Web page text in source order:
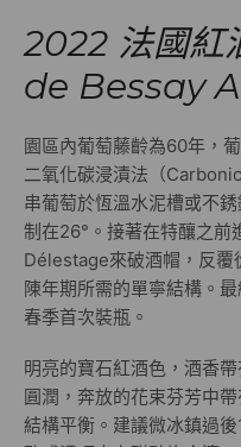
2022 法國
de Bessay
園區內葡萄藤齡為60年，
二氧化碳浸漬法（
串葡萄於恆溫水泥槽或不
制在26°。接著在特釀之
Délestage來破酒帽，反覆
陳年期所需的單寧結構。
春季首次裝瓶。
明亮的寶石紅酒色，酒香
圓潤，奔放的花束芬芳中
結構平衡。建議微冰鎮過